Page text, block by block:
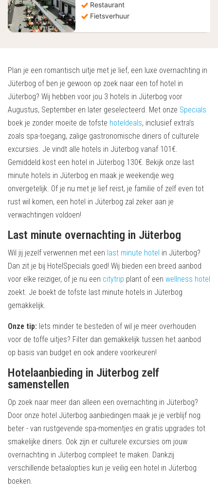
Restaurant
Fietsverhuur
Plan je een romantisch uitje met je lief, een luxe overnachting in
Jüterbog of ben je gewoon op zoek naar een tof hotel in
Jüterbog? Wij hebben voor jou 3 hotels in Jüterbog voor
Augustus, September en later geselecteerd. Met onze Specials
boek je zonder moeite de tofste hoteldeals, inclusief extra’s
zoals spa-toegang, zalige gastronomische diners of culturele
excursies. Je vindt alle hotels in Jüterbog vanaf 101€.
Gemiddeld kost een hotel in Jüterbog 130€. Bekijk onze last
minute hotels in Jüterbog en maak je weekendje weg
onvergetelijk. Of je nu met je lief reist, je familie of zelf even tot
rust wil komen, een hotel in Jüterbog zal zeker aan je
verwachtingen voldoen!
Last minute overnachting in Jüterbog
Wil jij jezelf verwennen met een last minute hotel in Jüterbog?
Dan zit je bij HotelSpecials goed! Wij bieden een breed aanbod
voor elke reiziger, of je nu een citytrip plant of een wellness hotel
zoekt. Je boekt de tofste last minute hotels in Jüterbog
gemakkelijk.
Onze tip: Iets minder te besteden of wil je meer overhouden
voor de toffe uitjes? Filter dan gemakkelijk tussen het aanbod
op basis van budget en ook andere voorkeuren!
Hotelaanbieding in Jüterbog zelf
samenstellen
Op zoek naar meer dan alleen een overnachting in Jüterbog?
Door onze hotel Jüterbog aanbiedingen maak je je verblijf nog
beter - van rustgevende spa-momentjes en gratis upgrades tot
smakelijke diners. Ook zijn er culturele excursies om jouw
overnachting in Jüterbog compleet te maken. Dankzij
verschillende betaalopties kun je veilig een hotel in Jüterbog
boeken.